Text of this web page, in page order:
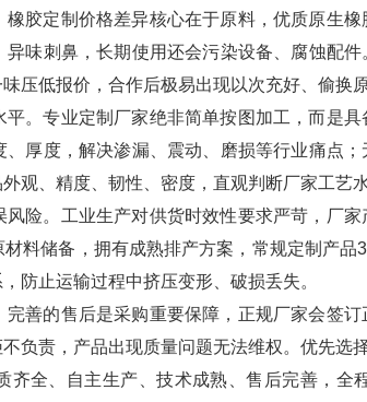
胶定制价格差异核心在于原料，优质原生
味刺鼻，长期使用还会污染设备、腐蚀配
压低报价，合作后极易出现以次充好、偷换
。专业定制厂家绝非简单按图加工，而是
厚度，解决渗漏、震动、磨损等行业痛点
观、精度、韧性、密度，直观判断厂家工艺水
险。工业生产对供货时效性要求严苛，厂
料储备，拥有成熟排产方案，常规定制产
防止运输过程中挤压变形、破损丢失。
善的售后是采购重要保障，正规厂家会签
负责，产品出现质量问题无法维权。优先选
齐全、自主生产、技术成熟、售后完善，